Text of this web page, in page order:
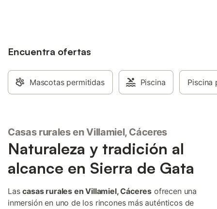
Encuentra ofertas
Mascotas permitidas Piscina Piscina
Casas rurales en Villamiel, Cáceres
Naturaleza y tradición al
alcance en Sierra de Gata
Lascasas rurales en Villamiel, Cáceres ofrecen una
inmersión en uno de los rincones más auténticos de